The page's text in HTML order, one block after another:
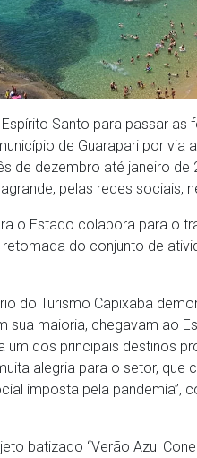
Santo para passar as
de Guarapari por via
de dezembro até janeiro de
pelas redes sociais,
o Estado colabora para o
retomada do conjunto de
do Turismo Capixaba
sua maioria, chegavam ao
um dos principais destinos
alegria para o setor, que
imposta pela pandemia”,
batizado “Verão Azul